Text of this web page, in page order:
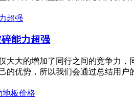
能力超强
大的增加了同行之间的竞争力
的优势，所以我们会通过总结用